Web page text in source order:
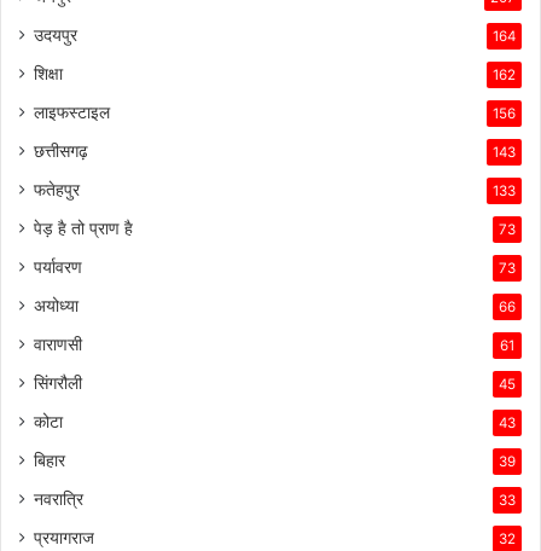
उदयपुर 164
शिक्षा 162
लाइफस्टाइल 156
छत्तीसगढ़ 143
फतेहपुर 133
पेड़ है तो प्राण है 73
पर्यावरण 73
अयोध्या 66
वाराणसी 61
सिंगरौली 45
कोटा 43
बिहार 39
नवरात्रि 33
प्रयागराज 32